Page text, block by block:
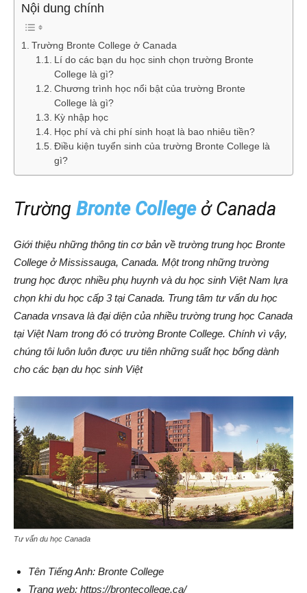
Nội dung chính
Trường Bronte College ở Canada
Lí do các bạn du học sinh chọn trường Bronte
College là gì?
Chương trình học nổi bật của trường Bronte
College là gì?
Kỳ nhập học
Học phí và chi phí sinh hoạt là bao nhiêu tiền?
Điều kiện tuyển sinh của trường Bronte College là
gì?
Trường Bronte Collegeở Canada
Giới thiệu những thông tin cơ bản về trường trung học Bronte
College ở Mississauga, Canada. Một trong những trường
trung học được nhiều phụ huynh và du học sinh Việt Nam lựa
chọn khi du học cấp 3 tại Canada. Trung tâm tư vấn du học
Canada vnsava là đại diện của nhiều trường trung học Canada
tại Việt Nam trong đó có trường Bronte College. Chính vì vậy,
chúng tôi luôn luôn được ưu tiên những suất học bổng dành
cho các bạn du học sinh Việt
Tư vấn du học Canada
Tên Tiếng Anh: Bronte College
Trang web: https://brontecollege.ca/